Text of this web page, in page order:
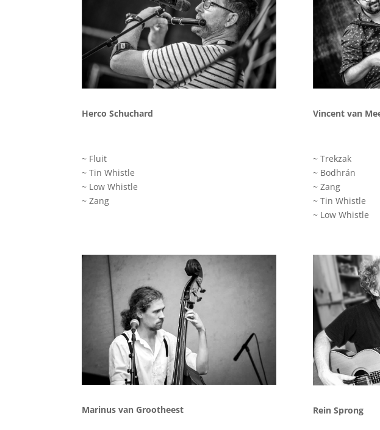
Herco Schuchard
~ Fluit
~ Tin Whistle
~ Low Whistle
~ Zang
Vincent van
~ Trekzak
~ Bodhrán
~ Zang
~ Tin Whistle
~ Low Whistle
Marinus van Grootheest Rein Sprong